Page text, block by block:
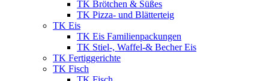
TK Brötchen & Süßes
TK Pizza- und Blätterteig
TK Eis
TK Eis Familienpackungen
TK Stiel-, Waffel-& Becher Eis
TK Fertiggerichte
TK Fisch